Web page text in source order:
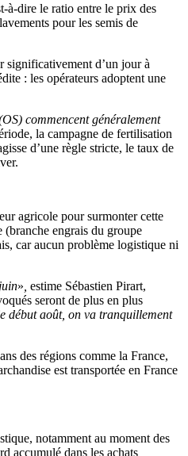
à-dire le ratio entre le prix des
pour les semis de
significativement d’un jour à
: les opérateurs adoptent une
commencent généralement
la campagne de fertilisation
d’une règle stricte, le taux de
agricole pour surmonter cette
engrais du groupe
car aucun problème logistique ni
» estime Sébastien Pirart,
seront de plus en plus
début août, on va tranquillement
des régions comme la France,
est transportée en France
notamment au moment des
accumulé dans les achats